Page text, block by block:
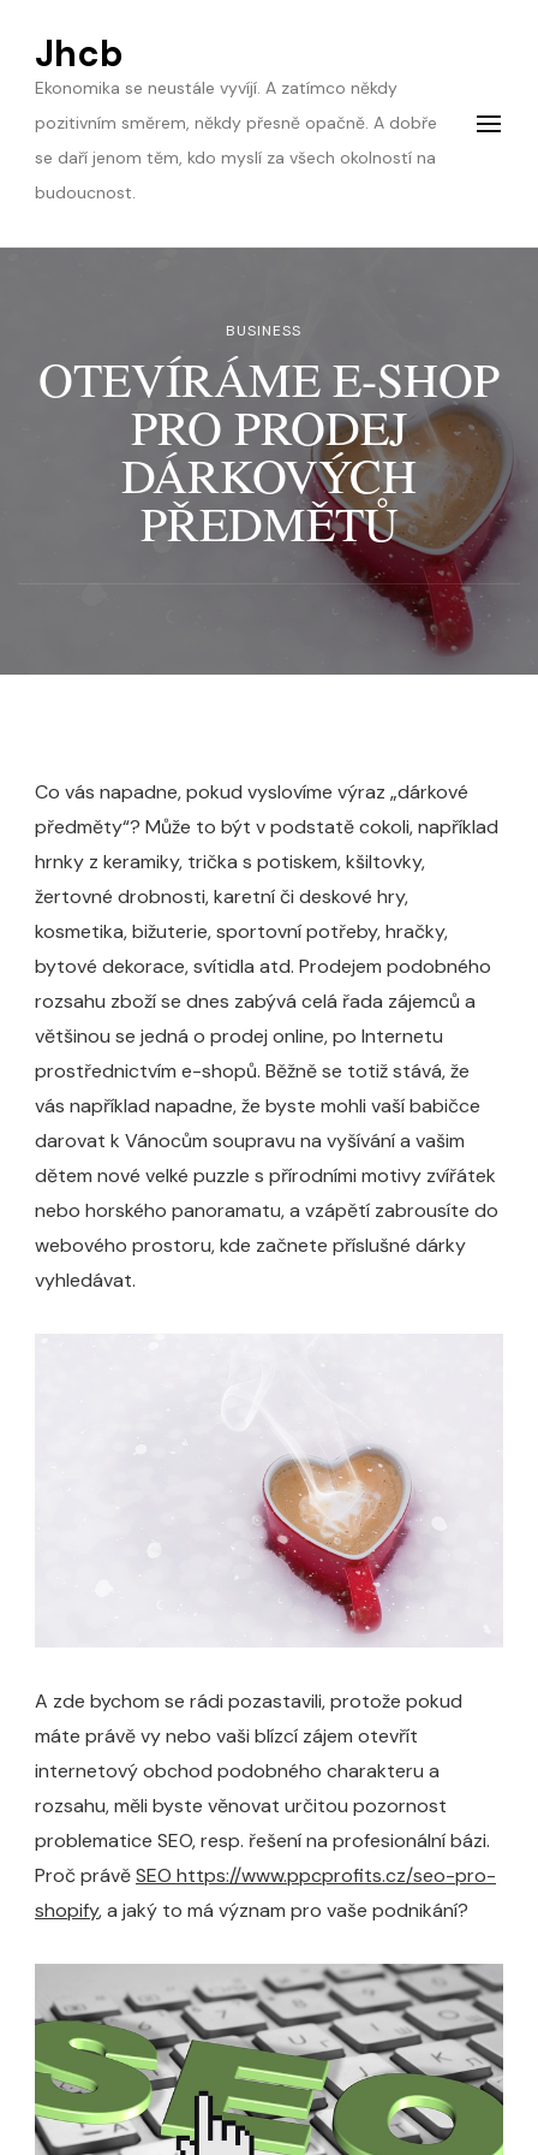
Jhcb
Ekonomika se neustále vyvíjí. A zatímco někdy
pozitivním směrem, někdy přesně opačně. A dobře
se daří jenom těm, kdo myslí za všech okolností na
budoucnost.
BUSINESS
OTEVÍRÁME E-SHOP
PRO PRODEJ
DÁRKOVÝCH
PŘEDMĚTŮ
Co vás napadne, pokud vyslovíme výraz „dárkové
předměty“? Může to být v podstatě cokoli, například
hrnky z keramiky, trička s potiskem, kšiltovky,
žertovné drobnosti, karetní či deskové hry,
kosmetika, bižuterie, sportovní potřeby, hračky,
bytové dekorace, svítidla atd. Prodejem podobného
rozsahu zboží se dnes zabývá celá řada zájemců a
většinou se jedná o prodej online, po Internetu
prostřednictvím e-shopů. Běžně se totiž stává, že
vás například napadne, že byste mohli vaší babičce
darovat k Vánocům soupravu na vyšívání a vašim
dětem nové velké puzzle s přírodními motivy zvířátek
nebo horského panoramatu, a vzápětí zabrousíte do
webového prostoru, kde začnete příslušné dárky
vyhledávat.
A zde bychom se rádi pozastavili, protože pokud
máte právě vy nebo vaši blízcí zájem otevřít
internetový obchod podobného charakteru a
rozsahu, měli byste věnovat určitou pozornost
problematice SEO, resp. řešení na profesionální bázi.
Proč právěSEO https://www.ppcprofits.cz/seo-pro-
shopify, a jaký to má význam pro vaše podnikání?